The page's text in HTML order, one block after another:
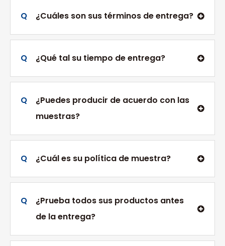
Q ¿Cuáles son sus términos de entrega?
Q ¿Qué tal su tiempo de entrega?
Q
¿Puedes producir de acuerdo con las
muestras?
Q ¿Cuál es su política de muestra?
Q
¿Prueba todos sus productos antes
de la entrega?